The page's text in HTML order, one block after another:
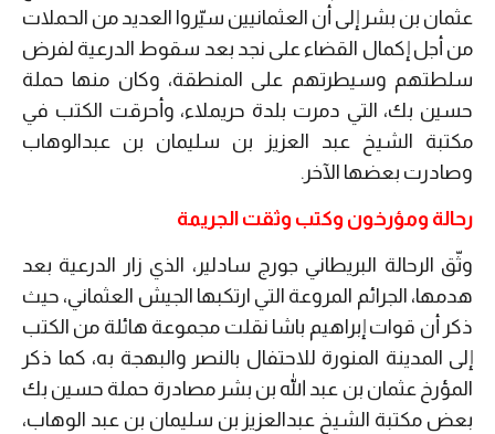
عثمان بن بشر إلى أن العثمانيين سيّروا العديد من الحملات
من أجل إكمال القضاء على نجد بعد سقوط الدرعية لفرض
سلطتهم وسيطرتهم على المنطقة، وكان منها حملة
حسين بك، التي دمرت بلدة حريملاء، وأحرقت الكتب في
مكتبة الشيخ عبد العزيز بن سليمان بن عبدالوهاب
وصادرت بعضها الآخر.
رحالة ومؤرخون وكتب وثقت الجريمة
وثّق الرحالة البريطاني جورج سادلير، الذي زار الدرعية بعد
هدمها، الجرائم المروعة التي ارتكبها الجيش العثماني، حيث
ذكر أن قوات إبراهيم باشا نقلت مجموعة هائلة من الكتب
إلى المدينة المنورة للاحتفال بالنصر والبهجة به، كما ذكر
المؤرخ عثمان بن عبد الله بن بشر مصادرة حملة حسين بك
بعض مكتبة الشيخ عبدالعزيز بن سليمان بن عبد الوهاب،